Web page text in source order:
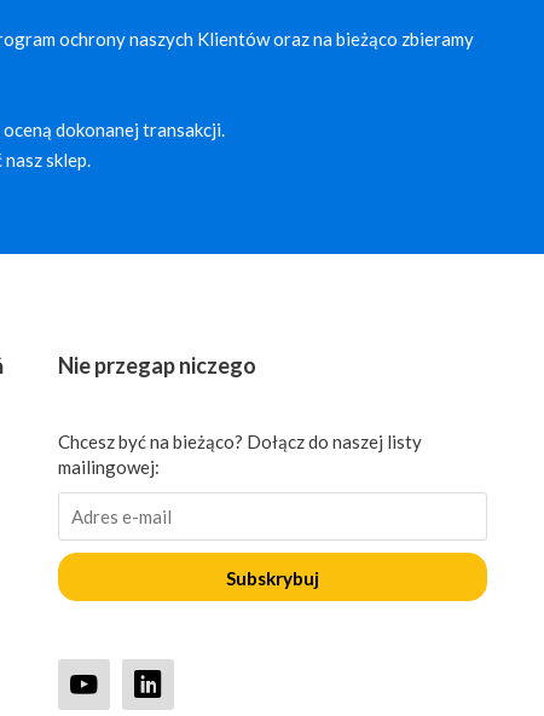
ochrony naszych Klientów oraz na bieżąco zbieramy
dokonanej transakcji.
sklep.
Nie przegap niczego
Chcesz być na bieżąco? Dołącz do naszej listy
mailingowej:
Subskrybuj